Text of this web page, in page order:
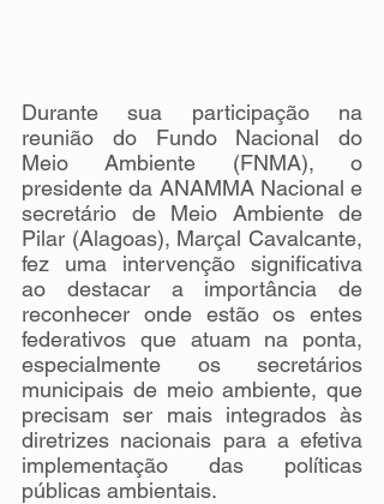
Durante sua participação na
reunião do Fundo Nacional do
Meio Ambiente (FNMA), o
presidente da ANAMMA Nacional e
secretário de Meio Ambiente de
Pilar (Alagoas), Marçal Cavalcante,
fez uma intervenção significativa
ao destacar a importância de
reconhecer onde estão os entes
federativos que atuam na ponta,
especialmente os secretários
municipais de meio ambiente, que
precisam ser mais integrados às
diretrizes nacionais para a efetiva
implementação das políticas
públicas ambientais.